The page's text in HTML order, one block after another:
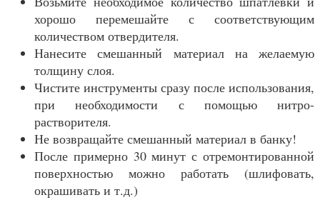
хорошо перемешайте с соответствующим
количеством отвердителя.
Нанесите смешанный материал на желаемую
толщину слоя.
Чистите инструменты сразу после использования,
при необходимости с помощью нитро-
растворителя.
Не возвращайте смешанный материал в банку!
После примерно 30 минут с отремонтированной
поверхностью можно работать (шлифовать,
окрашивать и т.д.)